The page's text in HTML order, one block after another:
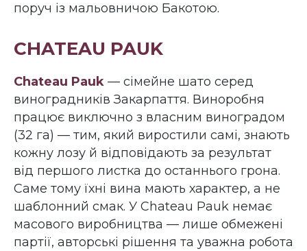
поруч із мальовничою Бакотою.
CHATEAU PAUK
Chateau Pauk — сімейне шато серед
виноградників Закарпаття. Виноробня
працює виключно з власним виноградом
(32 га) — тим, який виростили самі, знають
кожну лозу й відповідають за результат
від першого листка до останнього грона.
Саме тому їхні вина мають характер, а не
шаблонний смак. У Chateau Pauk немає
масового виробництва — лише обмежені
партії, авторські рішення та уважна робота